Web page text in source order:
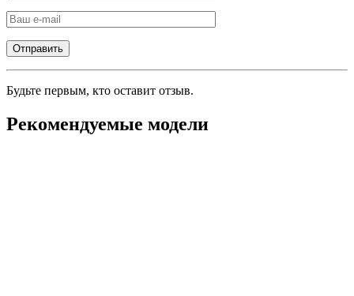
Будьте первым, кто оставит отзыв.
Рекомендуемые модели